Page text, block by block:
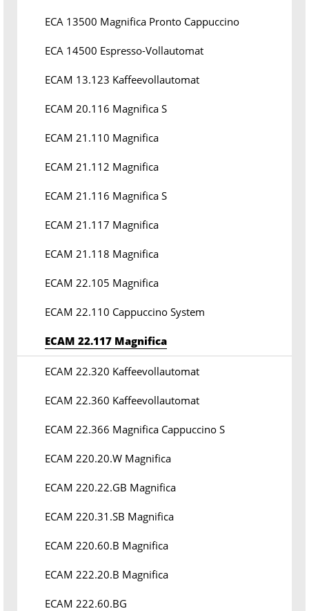
ECA 13500 Magnifica Pronto Cappuccino
ECA 14500 Espresso-Vollautomat
ECAM 13.123 Kaffeevollautomat
ECAM 20.116 Magnifica S
ECAM 21.110 Magnifica
ECAM 21.112 Magnifica
ECAM 21.116 Magnifica S
ECAM 21.117 Magnifica
ECAM 21.118 Magnifica
ECAM 22.105 Magnifica
ECAM 22.110 Cappuccino System
ECAM 22.117 Magnifica
ECAM 22.320 Kaffeevollautomat
ECAM 22.360 Kaffeevollautomat
ECAM 22.366 Magnifica Cappuccino S
ECAM 220.20.W Magnifica
ECAM 220.22.GB Magnifica
ECAM 220.31.SB Magnifica
ECAM 220.60.B Magnifica
ECAM 222.20.B Magnifica
ECAM 222.60.BG